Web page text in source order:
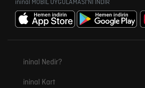
ininal MOBİL UYGULAMASI'NI İNDİR
ininal Nedir?
ininal Kart